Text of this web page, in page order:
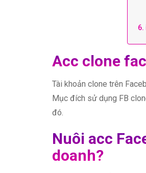
Acc clone
Tài khoản clone trên
Mục đích sử dụng FB
đó.
Nuôi acc
doanh?